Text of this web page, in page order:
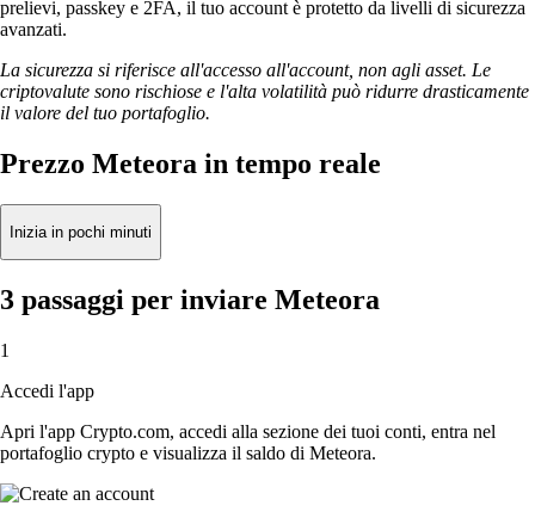
prelievi, passkey e 2FA, il tuo account è protetto da livelli di sicurezza
avanzati.
La sicurezza si riferisce all'accesso all'account, non agli asset. Le
criptovalute sono rischiose e l'alta volatilità può ridurre drasticamente
il valore del tuo portafoglio.
Prezzo Meteora in tempo reale
Inizia in pochi minuti
3 passaggi per inviare Meteora
1
Accedi l'app
Apri l'app Crypto.com, accedi alla sezione dei tuoi conti, entra nel
portafoglio crypto e visualizza il saldo di Meteora.